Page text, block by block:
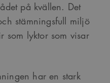
på kvällen. Det
stämningsfull miljö
som lyktor som visar
har en stark